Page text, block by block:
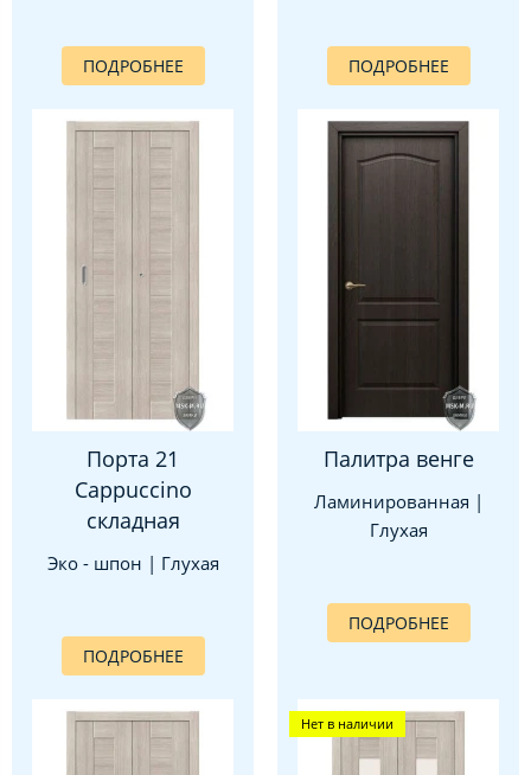
ПОДРОБНЕЕ ПОДРОБНЕЕ
Порта 21
Cappuccino
складная
Эко - шпон | Глухая
ПОДРОБНЕЕ
Палитра венге
Ламинированная |
Глухая
ПОДРОБНЕЕ
Нет в наличии